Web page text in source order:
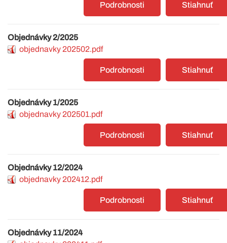
Stiahnuť
Podrobnosti
Objednávky 2/2025
objednavky 202502.pdf
Stiahnuť
Podrobnosti
Objednávky 1/2025
objednavky 202501.pdf
Stiahnuť
Podrobnosti
Objednávky 12/2024
objednavky 202412.pdf
Stiahnuť
Podrobnosti
Objednávky 11/2024